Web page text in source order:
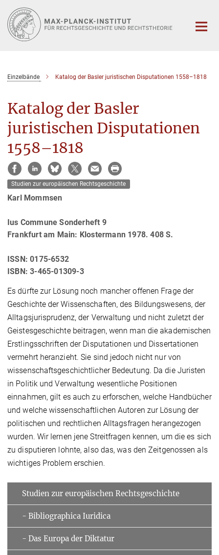
Hauptinhalt
Einzelbände Katalog der Basler juristischen Disputationen 1558–1818
Katalog der Basler
juristischen Disputationen
1558–1818
Studien zur europäischen Rechtsgeschichte
Karl Mommsen
Ius Commune Sonderheft 9
Frankfurt am Main: Klostermann 1978. 408 S.
ISSN: 0175-6532
ISBN: 3-465-01309-3
Es dürfte zur Lösung noch mancher offenen Frage der
Geschichte der Wissenschaften, des Bildungswesens, der
Alltagsjurisprudenz, der Verwaltung und nicht zuletzt der
Geistesgeschichte beitragen, wenn man die akademischen
Erstlingsschriften der Disputationen und Dissertationen
vermehrt heranzieht. Sie sind jedoch nicht nur von
wissenschaftsgeschichtlicher Bedeutung. Da die Juristen
in Politik und Verwaltung wesentliche Positionen
einnahmen, gilt es auch zu erforschen, welche Handbücher
und welche wissenschaftlichen Autoren zur Lösung der
politischen und rechtlichen Alltagsfragen herangezogen
wurden. Wir lernen jene Streitfragen kennen, um die es sich
zu disputieren lohnte, also das, was den Zeitgenossen als
wichtiges Problem erschien.
Studien zur europäischen Rechtsgeschichte
- Bibliographica Iuridica
- Das Europa der Diktatur